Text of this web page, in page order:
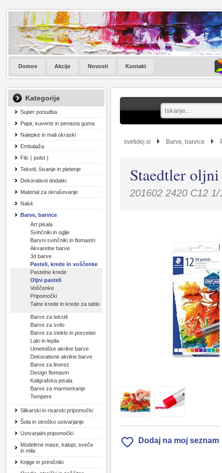
Domov Akcije Novosti Kontakt
Kategorije
Super ponudba
Papir, kuverte in penasta guma
Nalepke in mali okraski
Embalaža
Filc ( polst )
Tekstil, šivanje in pletenje
Dekorativni dodatki
Material za okraševanje
Nakit
Barve, barvice
Art pisala
Svinčniki in oglje
Barvni svinčniki in flomastri
Akvarelne barve
3d barve
Pasteli, krede in voščenke
Pastelne krede
Oljni pasteli
Voščenke
Pripomočki
Talne krede in krede za tablo
Barve za tekstil
Barve za svilo
Barve za steklo in porcelan
Laki in lepila
Umetniške akrilne barve
Dekorativne akrilne barve
Barve za linorez
Design flomastri
Kaligrafska pisala
Barve za marmoriranje
Tempere
Slikarski in risarski pripomočki
Šola in otroško ustvarjanje
Ustvarjalni pripomočki
Modelirne mase, kalupi, sveče
in mila
Knjige in priročniki
svetidej.si Barve, barvice
Staedtler
201602 2420 C12 1/
Dodaj na moj seznam